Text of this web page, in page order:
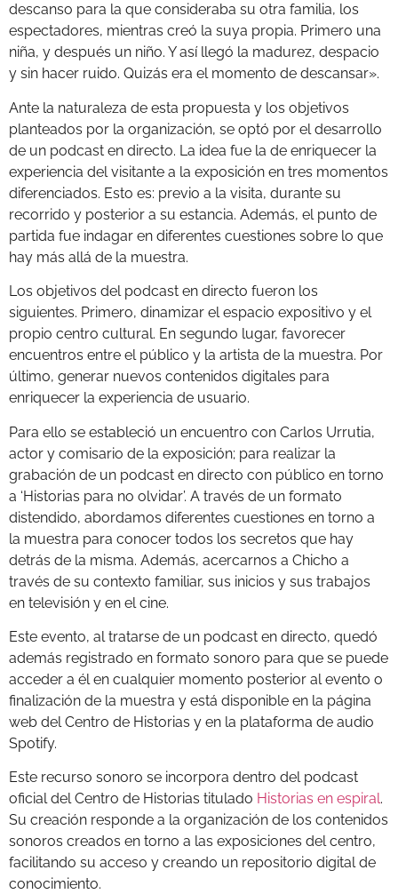
descanso para la que consideraba su otra familia, los
espectadores, mientras creó la suya propia. Primero una
niña, y después un niño. Y así llegó la madurez, despacio
y sin hacer ruido. Quizás era el momento de descansar».
Ante la naturaleza de esta propuesta y los objetivos
planteados por la organización, se optó por el desarrollo
de un podcast en directo. La idea fue la de enriquecer la
experiencia del visitante a la exposición en tres momentos
diferenciados. Esto es: previo a la visita, durante su
recorrido y posterior a su estancia. Además, el punto de
partida fue indagar en diferentes cuestiones sobre lo que
hay más allá de la muestra.
Los objetivos del podcast en directo fueron los
siguientes. Primero, dinamizar el espacio expositivo y el
propio centro cultural. En segundo lugar, favorecer
encuentros entre el público y la artista de la muestra. Por
último, generar nuevos contenidos digitales para
enriquecer la experiencia de usuario.
Para ello se estableció un encuentro con Carlos Urrutia,
actor y comisario de la exposición; para realizar la
grabación de un podcast en directo con público en torno
a ‘Historias para no olvidar’. A través de un formato
distendido, abordamos diferentes cuestiones en torno a
la muestra para conocer todos los secretos que hay
detrás de la misma. Además, acercarnos a Chicho a
través de su contexto familiar, sus inicios y sus trabajos
en televisión y en el cine.
Este evento, al tratarse de un podcast en directo, quedó
además registrado en formato sonoro para que se puede
acceder a él en cualquier momento posterior al evento o
finalización de la muestra y está disponible en la página
web del Centro de Historias y en la plataforma de audio
Spotify.
Este recurso sonoro se incorpora dentro del podcast
oficial del Centro de Historias titulado Historias en espiral.
Su creación responde a la organización de los contenidos
sonoros creados en torno a las exposiciones del centro,
facilitando su acceso y creando un repositorio digital de
conocimiento.